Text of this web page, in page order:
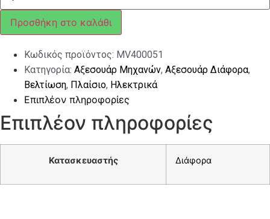
ΜΠΡΟΣΤΑ
ΧΡΩΜΙΟ
VESPA
LX
Προσθήκη στο καλάθι
Κωδικός προϊόντος: MV400051
Κατηγορία: Αξεσουάρ Μηχανών, Αξεσουάρ Διάφορα,
Βελτίωση, Πλαίσιο, Ηλεκτρικά
Επιπλέον πληροφορίες
Επιπλέον πληροφορίες
Κατασκευαστής Διάφορα